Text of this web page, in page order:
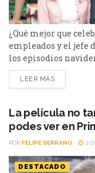
¿Qué mejor que
empleados y el jefe
los episodios
estrenó hace años,
elegidas. Una serie
Michael Scott
LEER MÁS
La película no
podes ver en
POR FELIPE SERRANO 2
DESTACADO